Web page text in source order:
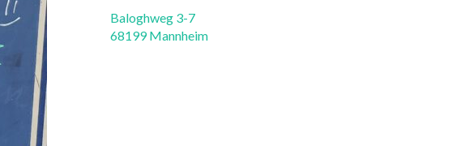
Baloghweg 3-7
68199 Mannheim